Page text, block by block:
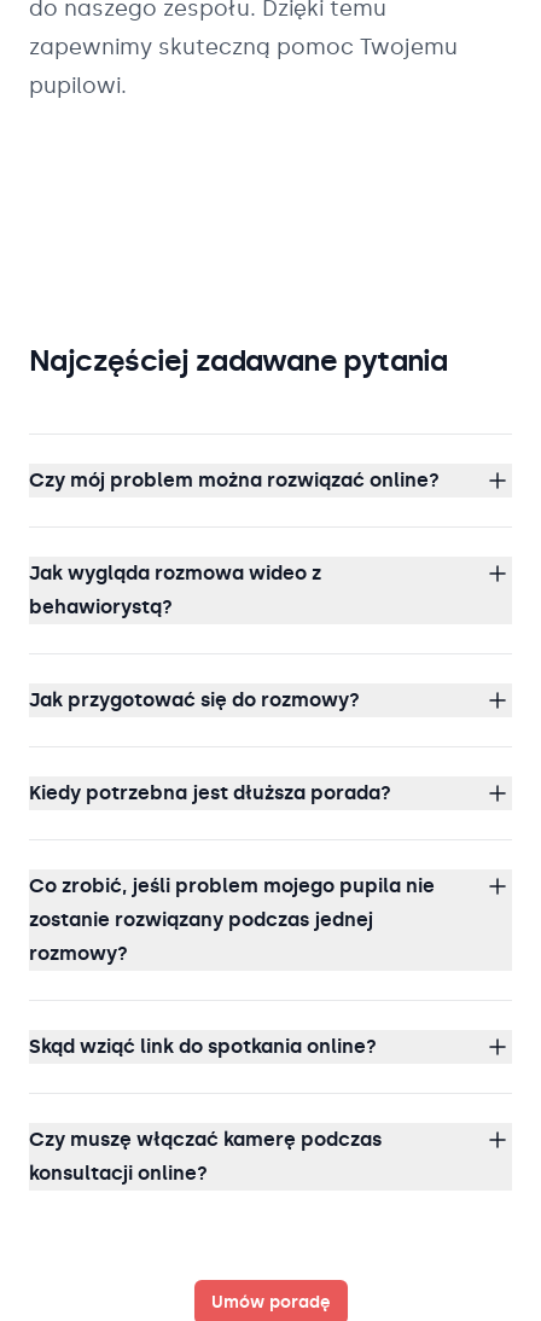
do naszego zespołu. Dzięki temu
zapewnimy skuteczną pomoc Twojemu
pupilowi.
Najczęściej zadawane pytania
Czy mój problem można rozwiązać online?
Jak wygląda rozmowa wideo z
behawiorystą?
Jak przygotować się do rozmowy?
Kiedy potrzebna jest dłuższa porada?
Co zrobić, jeśli problem mojego pupila nie
zostanie rozwiązany podczas jednej
rozmowy?
Skąd wziąć link do spotkania online?
Czy muszę włączać kamerę podczas
konsultacji online?
Umów poradę